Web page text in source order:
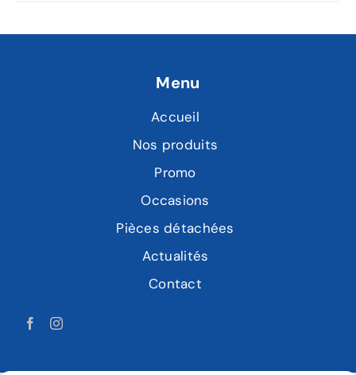
Menu
Accueil
Nos produits
Promo
Occasions
Pièces détachées
Actualités
Contact